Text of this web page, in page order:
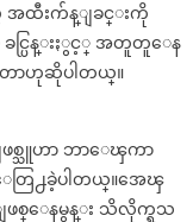
အထီးက်န္ျခင္းကို
ခင္ပြန္းႏွင့္ အတူတူေန
တာဟုဆိုပါတယ္။
ဖစ္သူဟာ ဘာေၾကာ
ြ႕ခဲ့ပါတယ္။အေၾ
ဖစ္ေနမွန္း သိလိုက္ရသ